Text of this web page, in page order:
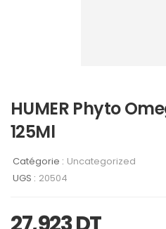
HUMER Phyto
125Ml
Catégorie : Uncategorized
UGS : 20504